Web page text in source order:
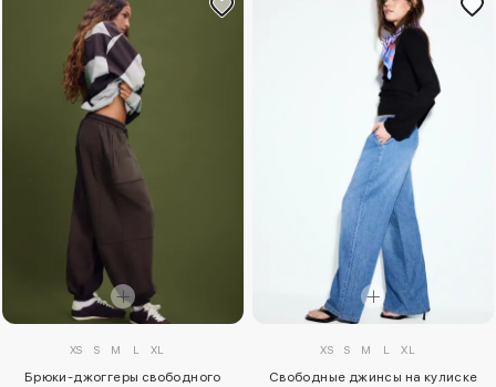
XS S M L XL
Брюки-джоггеры свободного
XS S M L XL
Свободные джинсы на кулиске